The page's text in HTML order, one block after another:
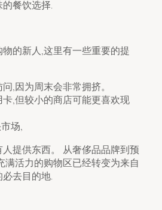
餐饮选择.
的新人,这里有一些重要的提
,因为周末会非常拥挤。
,但较小的商店可能更喜欢现
场,
提供东西。 从奢侈品品牌到预
满活力的购物区已经转变为来自
去目的地.